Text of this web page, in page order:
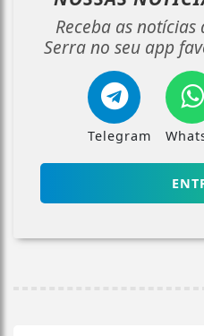
Receba as
Serra no seu app
Telegram